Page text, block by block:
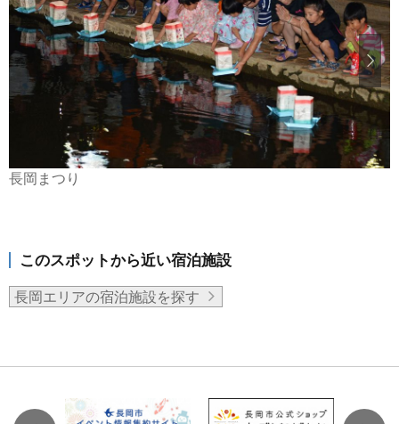
長岡まつり
このスポットから近い宿泊施設
長岡エリアの宿泊施設を探す